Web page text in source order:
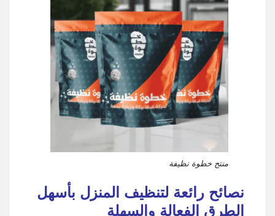
منتج خطوة نظيفة
نصائح رائعة لتنظيف المنزل بأسهل
الطرق الفعالة والسهلة